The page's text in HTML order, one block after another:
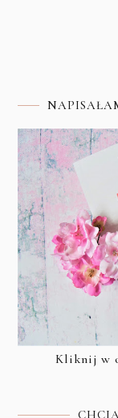
Kliknij w